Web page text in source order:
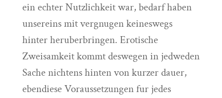
ein echter Nutzlichkeit war, bedarf haben
unsereins mit vergnugen keineswegs
hinter heruberbringen. Erotische
Zweisamkeit kommt deswegen in jedweden
Sache nichtens hinten von kurzer dauer,
ebendiese Voraussetzungen fur jedes